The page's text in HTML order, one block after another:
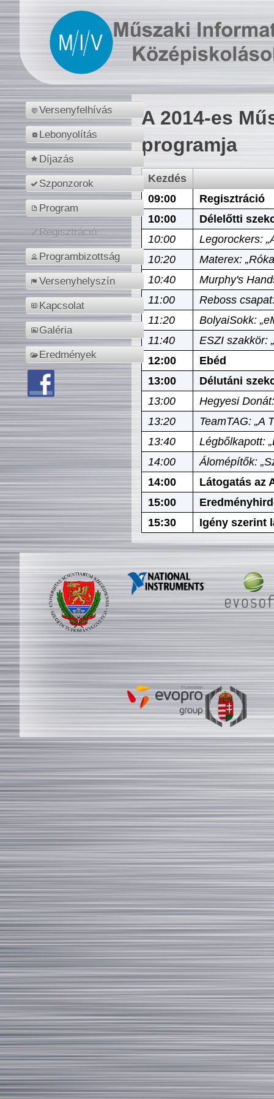
Versenyfelhívás
Lebonyolítás
Díjazás
Szponzorok
Program
Regisztráció
Programbizottság
Versenyhelyszín
Kapcsolat
Galéria
Eredmények
A 2014-es
programja
Kezdés
09:00
Regisztráció
10:00
Délelőtti
10:00
Legorockers:
10:20
Materex:
10:40
Murphy's
11:00
Reboss
11:20
BolyaiSokk:
11:40
ESZI szakkör:
12:00
Ebéd
13:00
Délutáni
13:00
Hegyesi
13:20
TeamTAG: „A
13:40
Légbőlkapott:
14:00
Álomépítők:
14:00
Látogatás az
15:00
15:30
Igény szerint